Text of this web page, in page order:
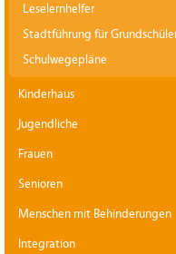
Leselernhelfer
Stadtführung für
Schulwegepläne
Kinderhaus
Jugendliche
Frauen
Senioren
Menschen mit Behinderungen
Integration